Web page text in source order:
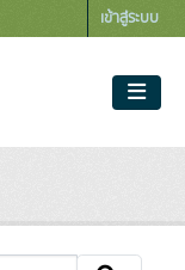
เข้าสู่ระบบ